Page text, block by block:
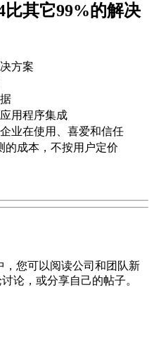
比其它99%的解决
方案
用程序集成
业在使用、喜爱和信任
的成本，不按用户定价
，您可以阅读公司和团队新
论，或分享自己的帖子。